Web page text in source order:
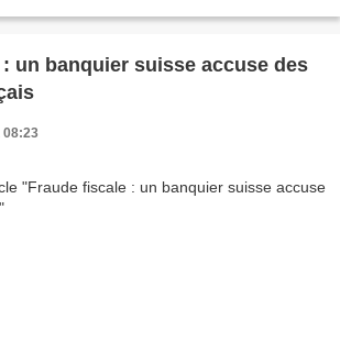
un banquier suisse accuse des
08:23